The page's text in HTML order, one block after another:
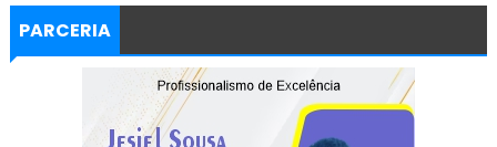
PARCERIA